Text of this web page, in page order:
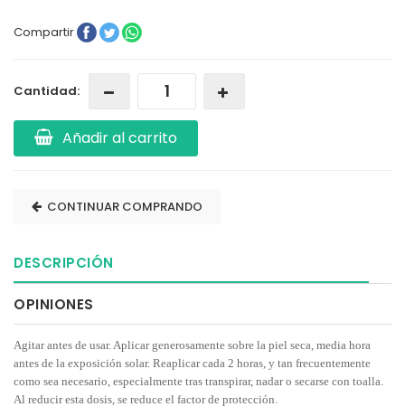
Compartir
Cantidad:
Añadir al carrito
CONTINUAR COMPRANDO
DESCRIPCIÓN
OPINIONES
Agitar antes de usar. Aplicar generosamente sobre la piel seca, media hora
antes de la exposición solar. Reaplicar cada 2 horas, y tan frecuentemente
como sea necesario, especialmente tras transpirar, nadar o secarse con toalla.
Al reducir esta dosis, se reduce el factor de protección.